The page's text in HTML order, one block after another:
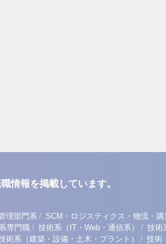
情報を掲載しています。
理部門系 / SCM・ロジスティクス・物流・
専門職 / 技術系（IT・Web・通信系） / 技術
術系（建築・設備・土木・プラント） / 技術